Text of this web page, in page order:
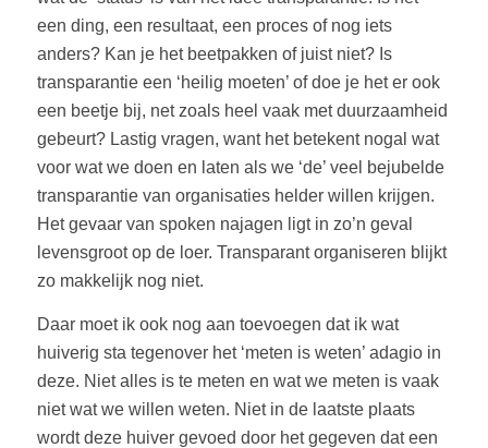
een ding, een resultaat, een proces of nog iets
anders? Kan je het beetpakken of juist niet? Is
transparantie een ‘heilig moeten’ of doe je het er ook
een beetje bij, net zoals heel vaak met duurzaamheid
gebeurt? Lastig vragen, want het betekent nogal wat
voor wat we doen en laten als we ‘de’ veel bejubelde
transparantie van organisaties helder willen krijgen.
Het gevaar van spoken najagen ligt in zo’n geval
levensgroot op de loer. Transparant organiseren blijkt
zo makkelijk nog niet.
Daar moet ik ook nog aan toevoegen dat ik wat
huiverig sta tegenover het ‘meten is weten’ adagio in
deze. Niet alles is te meten en wat we meten is vaak
niet wat we willen weten. Niet in de laatste plaats
wordt deze huiver gevoed door het gegeven dat een